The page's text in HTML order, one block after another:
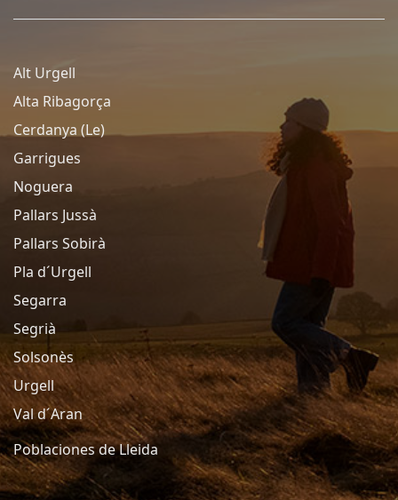
Alt Urgell
Alta Ribagorça
Cerdanya (Le)
Garrigues
Noguera
Pallars Jussà
Pallars Sobirà
Pla d´Urgell
Segarra
Segrià
Solsonès
Urgell
Val d´Aran
Poblaciones de Lleida